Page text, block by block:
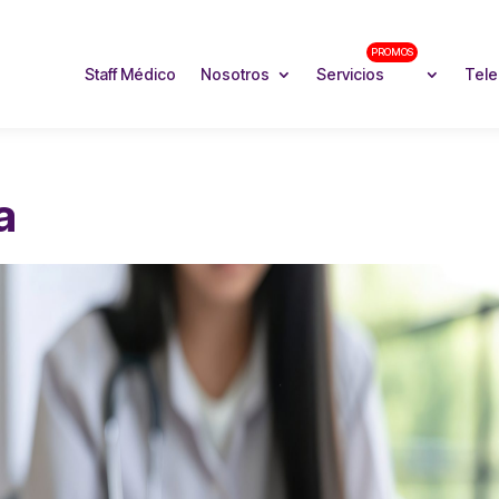
Staff Médico Nosotros Servicios
PROMOS